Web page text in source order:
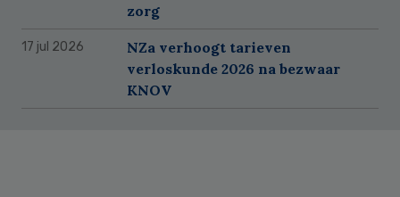
zorg
17 jul 2026
NZa verhoogt tarieven
verloskunde 2026 na bezwaar
KNOV